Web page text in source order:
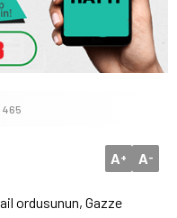
465
A+ A-
ordusunun, Gazze